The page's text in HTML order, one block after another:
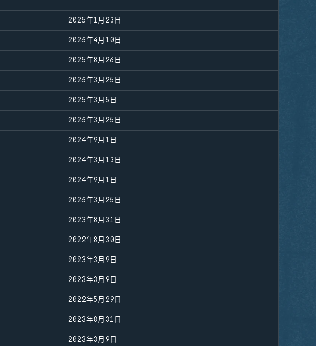
2025年1月23日
2026年4月10日
2025年8月26日
2026年3月25日
2025年3月5日
2026年3月25日
2024年9月1日
2024年3月13日
2024年9月1日
2026年3月25日
2023年8月31日
2022年8月30日
2023年3月9日
2023年3月9日
2022年5月29日
2023年8月31日
2023年3月9日